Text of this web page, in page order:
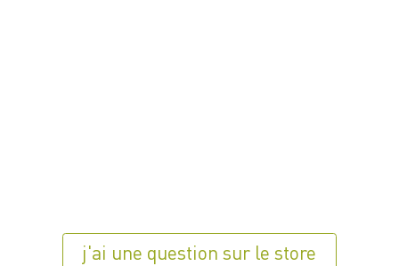
j'ai une question sur le store